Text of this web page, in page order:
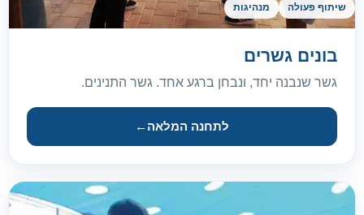
שיתוף פעולה מנהיגות
בונים גשרים
גשר שנבנה יחד, ונבחן ברגע אחד. גשר התנינים.
לתחנה המלאה ←